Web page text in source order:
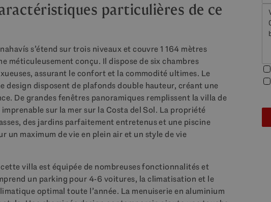
particulières de ce
s’étend sur trois niveaux et couvre 1 164 mètres
méticuleusement conçu. Il dispose de six chambres
assurant le confort et la commodité ultimes. Le
design disposent de plafonds double hauteur, créant une
De grandes fenêtres panoramiques remplissent la villa de
sur la mer sur la Costa del Sol. La propriété
des jardins parfaitement entretenus et une piscine
un maximum de vie en plein air et un style de vie
villa est équipée de nombreuses fonctionnalités et
un parking pour 4-6 voitures, la climatisation et le
optimal toute l’année. La menuiserie en aluminium